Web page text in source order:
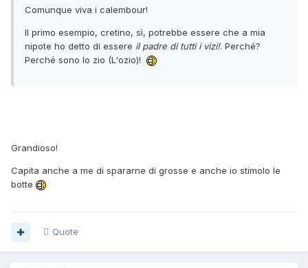
Comunque viva i calembour!
Il primo esempio, cretino, sì, potrebbe essere che a mia
nipote ho detto di essere il padre di tutti i vizi!. Perché?
Perché sono lo zio (L'ozio)!
Grandioso!
Capita anche a me di spararne di grosse e anche io stimolo le
botte
Quote